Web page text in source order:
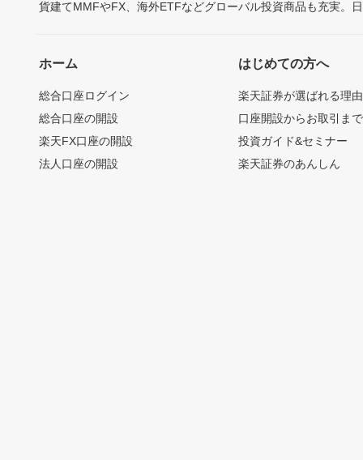
貨建てMMFやFX、海外ETFなどグローバル投資商品も充実。
ホーム
総合口座ログイン
総合口座の開設
楽天FX口座の開設
法人口座の開設
はじめての方へ
楽天証券が選ばれる理由
口座開設からお取引ま
投資ガイド&セミナー
楽天証券のあんしん